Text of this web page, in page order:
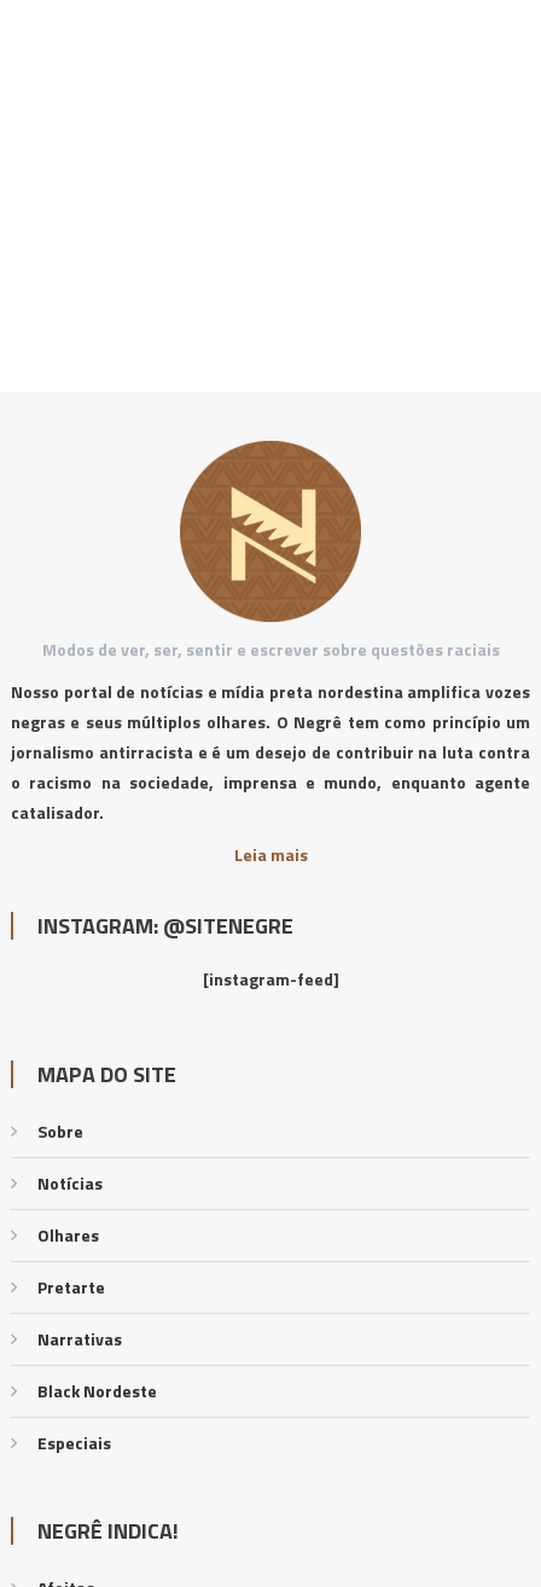
Modos de ver, ser, sentir e escrever sobre questões raciais
Nosso portal de notícias e mídia preta nordestina amplifica vozes
negras e seus múltiplos olhares. O Negrê tem como princípio um
jornalismo antirracista e é um desejo de contribuir na luta contra
o racismo na sociedade, imprensa e mundo, enquanto agente
catalisador.
Leia mais
INSTAGRAM: @SITENEGRE
[instagram-feed]
MAPA DO SITE
Sobre
Notícias
Olhares
Pretarte
Narrativas
Black Nordeste
Especiais
NEGRÊ INDICA!